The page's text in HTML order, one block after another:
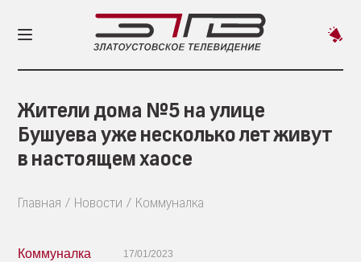
Жители дома №5 на улице
Бушуева уже несколько лет живут
в настоящем хаосе
Главная Новости Коммуналка
Коммуналка 17/01/2023